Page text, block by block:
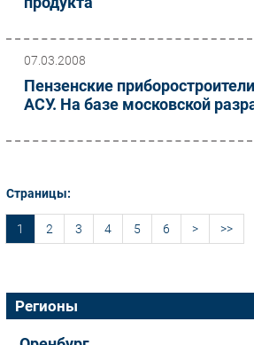
07.03.2008
Пензенские
АСУ. На базе московской
Страницы:
1 2 3 4 5 6 > >>
Регионы